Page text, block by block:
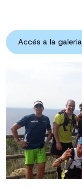
Accés a la galeria